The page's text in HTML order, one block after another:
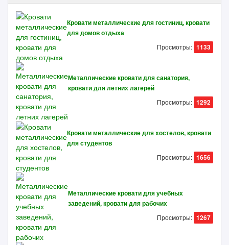
Кровати металлические для гостиниц, кровати
для домов отдыха
Просмотры: 1133
Металлические кровати для санатория,
кровати для летних лагерей
Просмотры: 1292
Кровати металлические для хостелов, кровати
для студентов
Просмотры: 1656
Металлические кровати для учебных
заведений, кровати для рабочих
Просмотры: 1267